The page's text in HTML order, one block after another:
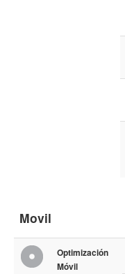
Movil
Optimización
Móvil